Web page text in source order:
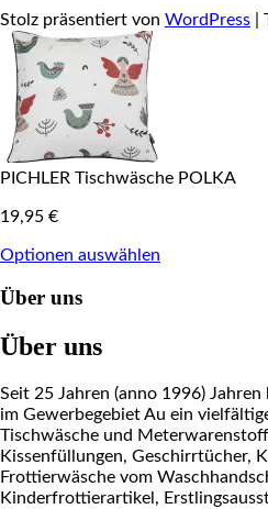
Stolz präsentiert von WordPress
PICHLER Tischwäsche POLKA
19,95 €
Optionen auswählen
Über uns
Über uns
Seit 25 Jahren (anno 1996)
im Gewerbegebiet Au ein
Tischwäsche und
Kissenfüllungen, Geschirrtücher,
Frottierwäsche vom
Kinderfrottierartikel,